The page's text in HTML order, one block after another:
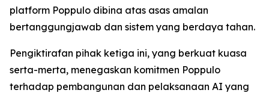
platform Poppulo dibina atas asas amalan
bertanggungjawab dan sistem yang berdaya tahan.
Pengiktirafan pihak ketiga ini, yang berkuat kuasa
serta-merta, menegaskan komitmen Poppulo
terhadap pembangunan dan pelaksanaan AI yang